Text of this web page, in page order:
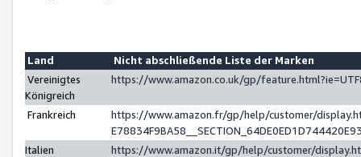
Land
Nicht abschließende Liste der Marken
Vereinigtes
Königreich
https://www.amazon.co.uk/gp/
Frankreich
https://www.amazon.fr/gp/help/customer/
Italien
https://www.amazon.it/gp/help/customer/